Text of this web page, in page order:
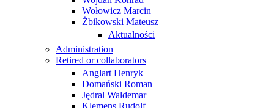
Wołowicz Marcin
Żbikowski Mateusz
Aktualności
Administration
Retired or collaborators
Anglart Henryk
Domański Roman
Jędral Waldemar
Klemens Rudolf